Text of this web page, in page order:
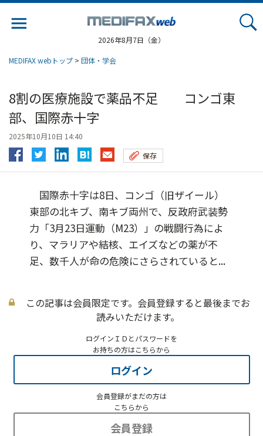
2026年8月7日（金）
MEDIFAX webトップ > 団体・学会
8割の医療施設で薬品不足 コンゴ東
部、国際赤十字
2025年10月10日 14:40
保存
国際赤十字は8日、コンゴ（旧ザイール）
東部の北キブ、南キブ両州で、反政府武装勢
力「3月23日運動（M23）」の戦闘行為によ
り、マラリアや結核、エイズなどの薬が不
足、数千人が命の危険にさらされていると...
この記事は会員限定です。会員登録すると最後までお
読みいただけます。
ログインＩＤとパスワードを
お持ちの方はこちらから
ログイン
会員登録がまだの方は
こちらから
会員登録